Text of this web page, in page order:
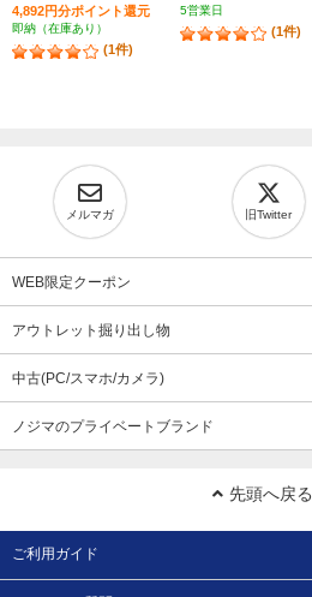
4,892円分ポイント還元
即納（在庫あり）
(1件)
5営業日
(1件)
メルマガ 旧Twitter
WEB限定クーポン
アウトレット掘り出し物
中古(PC/スマホ/カメラ)
ノジマのプライベートブランド
先頭へ戻る
ご利用ガイド